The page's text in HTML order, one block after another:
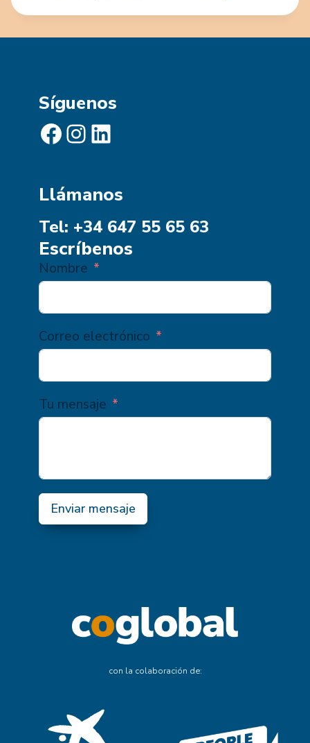
Síguenos
Facebook Instagram LinkedIn
Llámanos
Tel: +34 647 55 65 63
Escríbenos
Nombre
Correo electrónico
Tu mensaje
Enviar mensaje
con la colaboración de: